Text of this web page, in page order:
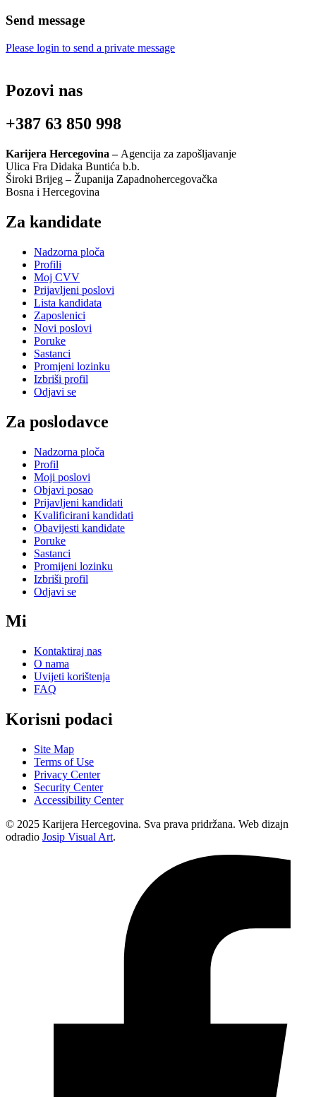
Send message
Please login to send a private message
Pozovi nas
+387 63 850 998
Karijera Hercegovina – Agencija za zapošljavanje
Ulica Fra Didaka Buntića b.b.
Široki Brijeg – Županija Zapadnohercegovačka
Bosna i Hercegovina
Za kandidate
Nadzorna ploča
Profili
Moj CVV
Prijavljeni poslovi
Lista kandidata
Zaposlenici
Novi poslovi
Poruke
Sastanci
Promjeni lozinku
Izbriši profil
Odjavi se
Za poslodavce
Nadzorna ploča
Profil
Moji poslovi
Objavi posao
Prijavljeni kandidati
Kvalificirani kandidati
Obavijesti kandidate
Poruke
Sastanci
Promijeni lozinku
Izbriši profil
Odjavi se
Mi
Kontaktiraj nas
O nama
Uvijeti korištenja
FAQ
Korisni podaci
Site Map
Terms of Use
Privacy Center
Security Center
Accessibility Center
© 2025 Karijera Hercegovina. Sva prava pridržana. Web dizajn
odradio Josip Visual Art.